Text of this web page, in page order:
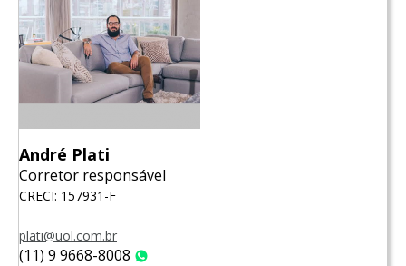
André Plati
Corretor responsável
CRECI: 157931-F
plati@uol.com.br
(11) 9 9668-8008